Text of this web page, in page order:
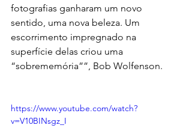
fotografias ganharam um novo
sentido, uma nova beleza. Um
escorrimento impregnado na
superfície delas criou uma
“sobrememória””, Bob Wolfenson.
https://www.youtube.com/watch?
v=V10BINsgz_I